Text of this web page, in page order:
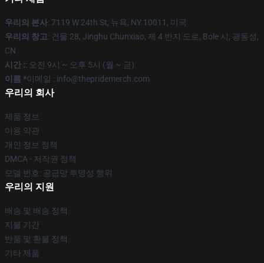
우리의 본사: 7119 W 24th St, 뉴욕, NY 10011, 미국
우리의 창고: 건물 28, Jinghu Chunxiao, 제 4 반지 도로, Bole 시, 광동성,
CN
시간 :: 오전 9시 ~ 오후 5시 (월 ~ 금)
이름 *이메일 : info@thepridemerch.com
우리의 회사
제품 정보
이용 약관
개인 정보 정책
DMCA - 저작권 정책
모델 번호: 공급망 투명성 행위
우리의 지원
배송 및 배송 정책
지불 기간
반품 및 환불 정책
기타 제품